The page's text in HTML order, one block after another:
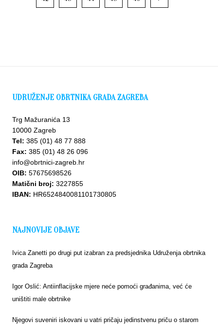
UDRUŽENJE OBRTNIKA GRADA ZAGREBA
Trg Mažuranića 13
10000 Zagreb
Tel: 385 (01) 48 77 888
Fax: 385 (01) 48 26 096
info@obrtnici-zagreb.hr
OIB: 57675698526
Matični broj: 3227855
IBAN: HR6524840081101730805
NAJNOVIJE OBJAVE
Ivica Zanetti po drugi put izabran za predsjednika Udruženja obrtnika
grada Zagreba
Igor Oslić: Antiinflacijske mjere neće pomoći građanima, već će
uništiti male obrtnike
Njegovi suveniri iskovani u vatri pričaju jedinstvenu priču o starom